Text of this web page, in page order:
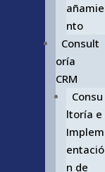
añamie
nto
Consult
oría
CRM
Consu
ltoría e
Implem
entació
n de